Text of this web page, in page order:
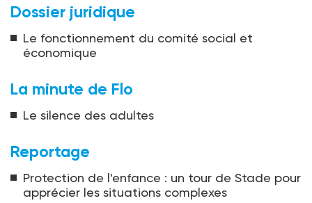
Dossier juridique
Le fonctionnement du comité social et
économique
La minute de Flo
Le silence des adultes
Reportage
Protection de l'enfance : un tour de Stade pour
apprécier les situations complexes